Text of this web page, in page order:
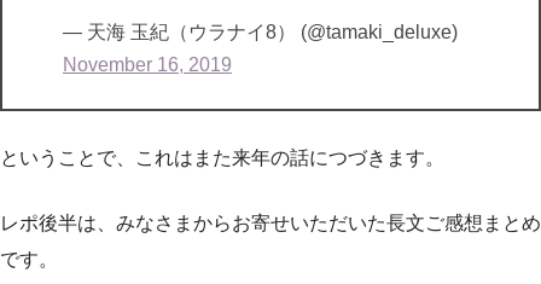
— 天海 玉紀（ウラナイ8） (@tamaki_deluxe)
November 16, 2019
ということで、これはまた来年の話につづきます。
レポ後半は、みなさまからお寄せいただいた長文ご感想まとめ
です。